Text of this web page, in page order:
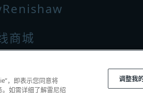
商城
，即表示您同意将
如需详细了解雷尼绍
调整我